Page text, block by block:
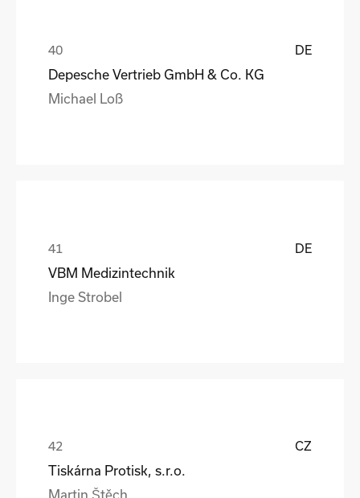
DE
Depesche Vertrieb GmbH & Co. KG
Michael Loß
DE
VBM Medizintechnik
Inge Strobel
CZ
Tiskárna Protisk, s.r.o.
Martin Štěch